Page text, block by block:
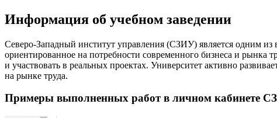
Информация об учебном заведении
Северо-Западный институт управления (СЗИУ) является одним из
ориентированное на потребности современного бизнеса и
и участвовать в реальных проектах. Университет активно
на рынке труда.
Примеры выполненных работ в личном кабинете